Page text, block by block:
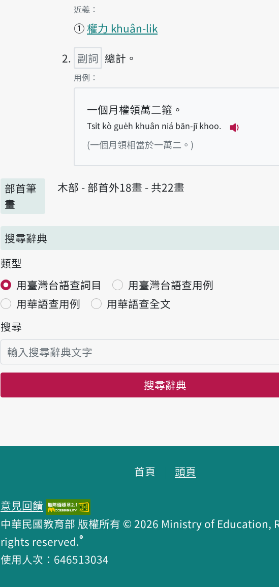
第1項釋義的
近義：
① 權力 khuân-li̍k
副詞 總計。
第2項釋義的
用例：
一個月權領萬二箍。
Tsi̍t kò gue̍h khuân niá bān-jī khoo.
(一個月領相當於一萬二。)
部首筆
畫
木部 - 部首外18畫 - 共22畫
搜尋辭典
類型
用臺灣台語查詞目
用臺灣台語查用例
用華語查用例
用華語查全文
搜尋
搜尋辭典
首頁 頭頁
意見回饋
中華民國教育部 版權所有 © 2026 Ministry of Education,
rights reserved.®
使用人次：646513034